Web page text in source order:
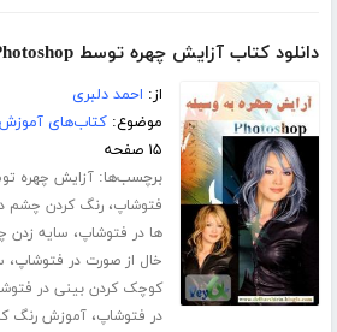
دانلود کتاب آزایش چهره توسط Photoshop
از: احمد دلبری
موضوع:کتاب‌های
۱۵ صفحه
برچسب‌ها:آزایش چهره
فتوشاپ،رنگ کردن چشم
ها در فتوشاپ، سایه زدن
خال از صورت در فتوشاپ،
کوچک کردن بینی در
در فتوشاپ،آموزش رنگ